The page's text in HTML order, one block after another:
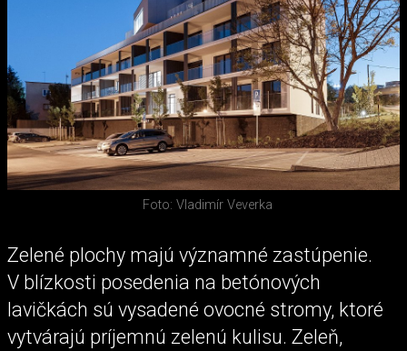
Foto: Vladimír Veverka
Zelené plochy majú významné zastúpenie.
V blízkosti posedenia na betónových
lavičkách sú vysadené ovocné stromy, ktoré
vytvárajú príjemnú zelenú kulisu. Zeleň,